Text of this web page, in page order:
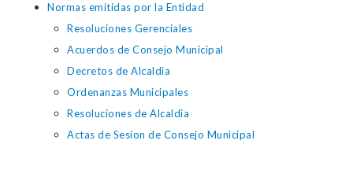
Normas emitidas por la Entidad
Resoluciones Gerenciales
Acuerdos de Consejo Municipal
Decretos de Alcaldia
Ordenanzas Municipales
Resoluciones de Alcaldia
Actas de Sesion de Consejo Municipal